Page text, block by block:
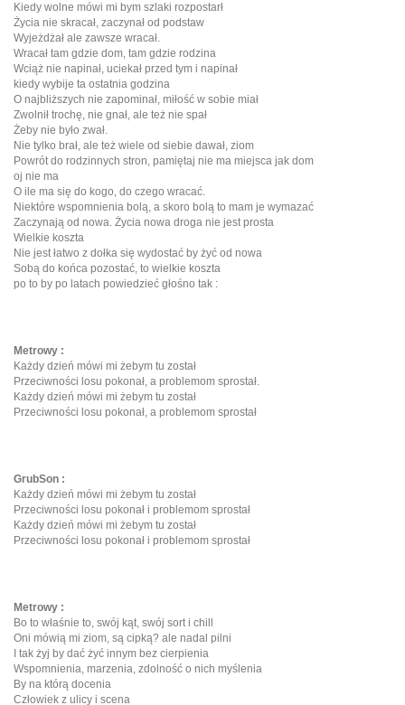
Kiedy wolne mówi mi bym szlaki rozpostarł
Życia nie skracał, zaczynał od podstaw
Wyjeżdżał ale zawsze wracał.
Wracał tam gdzie dom, tam gdzie rodzina
Wciąż nie napinał, uciekał przed tym i napinał
kiedy wybije ta ostatnia godzina
O najbliższych nie zapominał, miłość w sobie miał
Zwolnił trochę, nie gnał, ale też nie spał
Żeby nie było zwał.
Nie tylko brał, ale też wiele od siebie dawał, ziom
Powrót do rodzinnych stron, pamiętaj nie ma miejsca jak dom
oj nie ma
O ile ma się do kogo, do czego wracać.
Niektóre wspomnienia bolą, a skoro bolą to mam je wymazać
Zaczynają od nowa. Życia nowa droga nie jest prosta
Wielkie koszta
Nie jest łatwo z dołka się wydostać by żyć od nowa
Sobą do końca pozostać, to wielkie koszta
po to by po latach powiedzieć głośno tak :
Metrowy :
Każdy dzień mówi mi żebym tu został
Przeciwności losu pokonał, a problemom sprostał.
Każdy dzień mówi mi żebym tu został
Przeciwności losu pokonał, a problemom sprostał
GrubSon :
Każdy dzień mówi mi żebym tu został
Przeciwności losu pokonał i problemom sprostał
Każdy dzień mówi mi żebym tu został
Przeciwności losu pokonał i problemom sprostał
Metrowy :
Bo to właśnie to, swój kąt, swój sort i chill
Oni mówią mi ziom, są cipką? ale nadal pilni
I tak żyj by dać żyć innym bez cierpienia
Wspomnienia, marzenia, zdolność o nich myślenia
By na którą docenia
Człowiek z ulicy i scena